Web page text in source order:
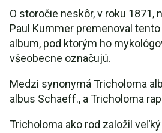
O storočie neskôr, v roku 1871,
Paul Kummer premenoval
album, pod ktorým ho
všeobecne označujú.
Medzi synonymá Tricholoma
albus Schaeff., a Tricholoma
Tricholoma ako rod založil